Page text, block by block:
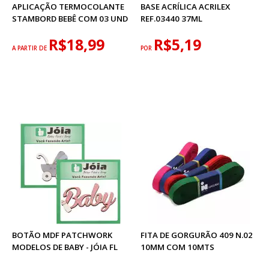
APLICAÇÃO TERMOCOLANTE
STAMBORD BEBÊ COM 03 UND
A PARTIR DE R$18,99
BASE ACRÍLICA ACRILEX
REF.03440 37ML
POR R$5,19
BOTÃO MDF PATCHWORK
MODELOS DE BABY - JÓIA FL
FITA DE GORGURÃO 409 N.02
10MM COM 10MTS